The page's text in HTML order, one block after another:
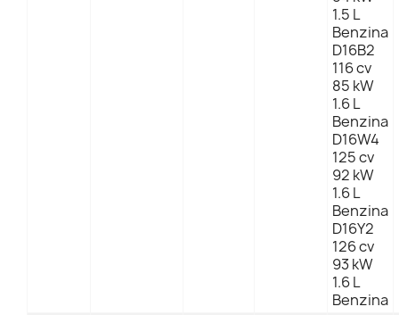
1.5 L
Benzina
D16B2
116 cv
85 kW
1.6 L
Benzina
D16W4
125 cv
92 kW
1.6 L
Benzina
D16Y2
126 cv
93 kW
1.6 L
Benzina